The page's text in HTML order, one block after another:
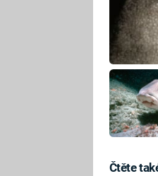
Čtěte